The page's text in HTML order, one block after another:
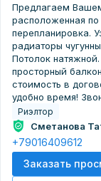
Предлагаем
расположенная
перепланировка.
радиаторы
Потолок
просторный
стоимость в
удобно время!
Риэлтор
Сметанова
+79016409612
Заказать